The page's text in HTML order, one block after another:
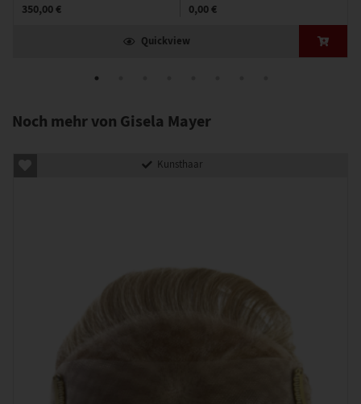
350,00 € 0,00 €
Quickview
Noch mehr von Gisela Mayer
Kunsthaar